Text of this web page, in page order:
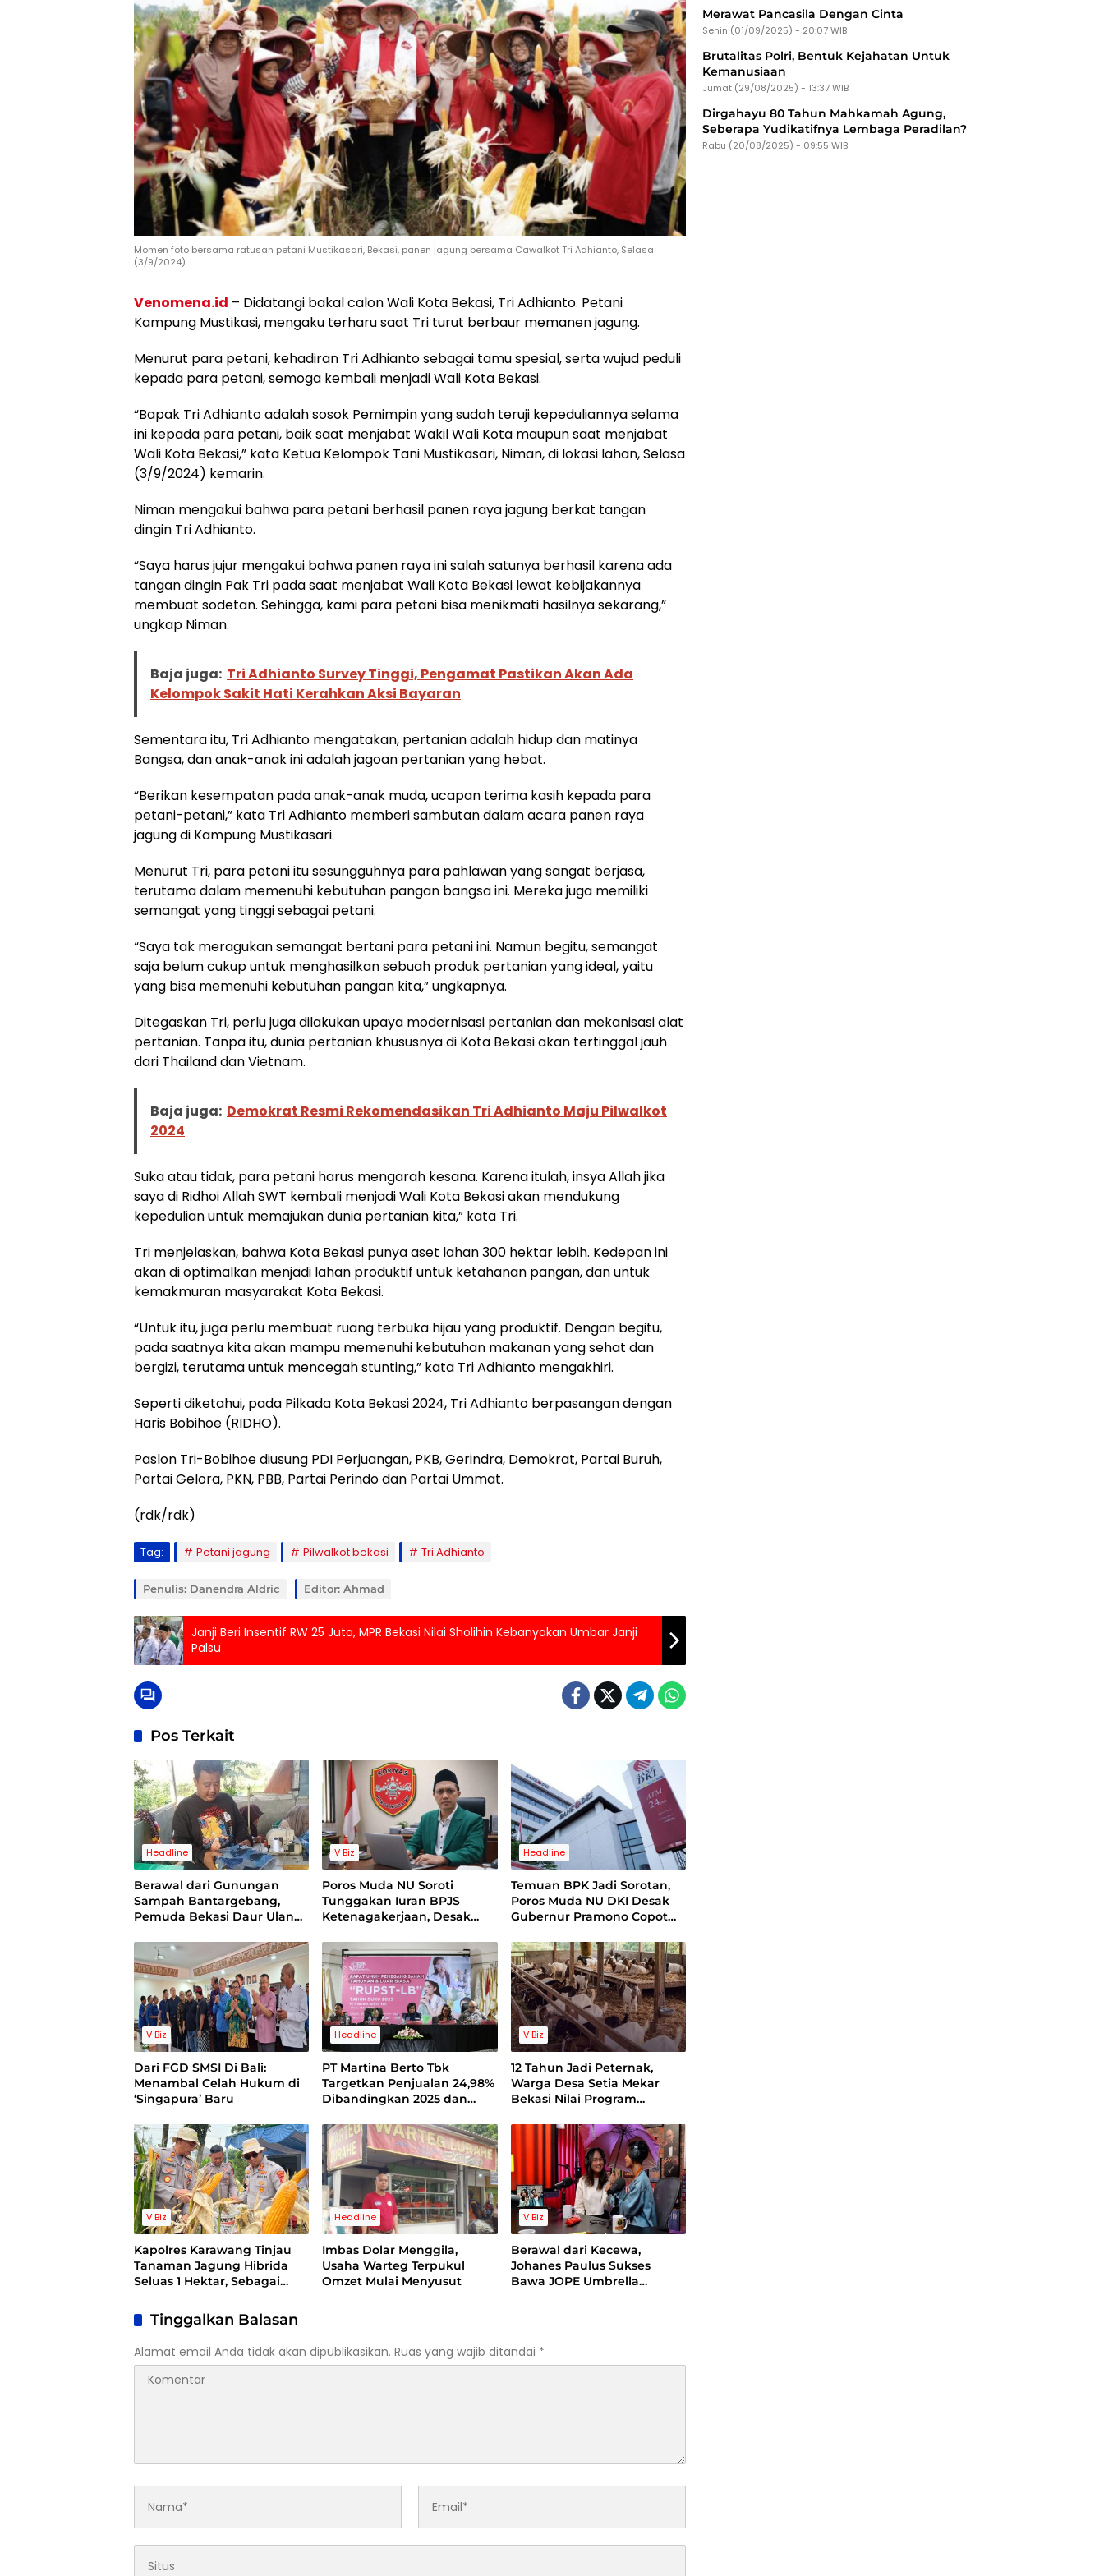
Momen foto bersama ratusan petani Mustikasari, Bekasi, panen jagung bersama Cawalkot Tri Adhianto, Selasa
(3/9/2024)
Venomena.id – Didatangi bakal calon Wali Kota Bekasi, Tri Adhianto. Petani
Kampung Mustikasi, mengaku terharu saat Tri turut berbaur memanen jagung.
Menurut para petani, kehadiran Tri Adhianto sebagai tamu spesial, serta wujud peduli
kepada para petani, semoga kembali menjadi Wali Kota Bekasi.
“Bapak Tri Adhianto adalah sosok Pemimpin yang sudah teruji kepeduliannya selama
ini kepada para petani, baik saat menjabat Wakil Wali Kota maupun saat menjabat
Wali Kota Bekasi,” kata Ketua Kelompok Tani Mustikasari, Niman, di lokasi lahan, Selasa
(3/9/2024) kemarin.
Niman mengakui bahwa para petani berhasil panen raya jagung berkat tangan
dingin Tri Adhianto.
“Saya harus jujur mengakui bahwa panen raya ini salah satunya berhasil karena ada
tangan dingin Pak Tri pada saat menjabat Wali Kota Bekasi lewat kebijakannya
membuat sodetan. Sehingga, kami para petani bisa menikmati hasilnya sekarang,”
ungkap Niman.
Baja juga: Tri Adhianto Survey Tinggi, Pengamat Pastikan Akan Ada
Kelompok Sakit Hati Kerahkan Aksi Bayaran
Sementara itu, Tri Adhianto mengatakan, pertanian adalah hidup dan matinya
Bangsa, dan anak-anak ini adalah jagoan pertanian yang hebat.
“Berikan kesempatan pada anak-anak muda, ucapan terima kasih kepada para
petani-petani,” kata Tri Adhianto memberi sambutan dalam acara panen raya
jagung di Kampung Mustikasari.
Menurut Tri, para petani itu sesungguhnya para pahlawan yang sangat berjasa,
terutama dalam memenuhi kebutuhan pangan bangsa ini. Mereka juga memiliki
semangat yang tinggi sebagai petani.
“Saya tak meragukan semangat bertani para petani ini. Namun begitu, semangat
saja belum cukup untuk menghasilkan sebuah produk pertanian yang ideal, yaitu
yang bisa memenuhi kebutuhan pangan kita,” ungkapnya.
Ditegaskan Tri, perlu juga dilakukan upaya modernisasi pertanian dan mekanisasi alat
pertanian. Tanpa itu, dunia pertanian khususnya di Kota Bekasi akan tertinggal jauh
dari Thailand dan Vietnam.
Baja juga: Demokrat Resmi Rekomendasikan Tri Adhianto Maju Pilwalkot
2024
Suka atau tidak, para petani harus mengarah kesana. Karena itulah, insya Allah jika
saya di Ridhoi Allah SWT kembali menjadi Wali Kota Bekasi akan mendukung
kepedulian untuk memajukan dunia pertanian kita,” kata Tri.
Tri menjelaskan, bahwa Kota Bekasi punya aset lahan 300 hektar lebih. Kedepan ini
akan di optimalkan menjadi lahan produktif untuk ketahanan pangan, dan untuk
kemakmuran masyarakat Kota Bekasi.
“Untuk itu, juga perlu membuat ruang terbuka hijau yang produktif. Dengan begitu,
pada saatnya kita akan mampu memenuhi kebutuhan makanan yang sehat dan
bergizi, terutama untuk mencegah stunting,” kata Tri Adhianto mengakhiri.
Seperti diketahui, pada Pilkada Kota Bekasi 2024, Tri Adhianto berpasangan dengan
Haris Bobihoe (RIDHO).
Paslon Tri-Bobihoe diusung PDI Perjuangan, PKB, Gerindra, Demokrat, Partai Buruh,
Partai Gelora, PKN, PBB, Partai Perindo dan Partai Ummat.
(rdk/rdk)
Tag: Petani jagung Pilwalkot bekasi Tri Adhianto
Penulis: Danendra Aldric Editor: Ahmad
Janji Beri Insentif RW 25 Juta, MPR Bekasi Nilai Sholihin Kebanyakan Umbar Janji
Palsu
Pos Terkait
Headline
Berawal dari Gunungan
Sampah Bantargebang,
Pemuda Bekasi Daur Ulang
Puluhan Juta dan Tembus
Pasar Jepang Serta Inggris
V Biz
Poros Muda NU Soroti
Tunggakan Iuran BPJS
Ketenagakerjaan, Desak
Headline
Temuan BPK Jadi Sorotan,
Poros Muda NU DKI Desak
Gubernur Pramono Copot
V Biz
Dari FGD SMSI Di Bali:
Menambal Celah Hukum di
‘Singapura’ Baru
Headline
PT Martina Berto Tbk
Targetkan Penjualan 24,98%
Dibandingkan 2025 dan
V Biz
12 Tahun Jadi Peternak,
Warga Desa Setia Mekar
Bekasi Nilai Program
Tertutup
V Biz
Kapolres Karawang Tinjau
Tanaman Jagung Hibrida
Seluas 1 Hektar, Sebagai
Pangan
Headline
Imbas Dolar Menggila,
Usaha Warteg Terpukul
Omzet Mulai Menyusut
V Biz
Berawal dari Kecewa,
Johanes Paulus Sukses
Bawa JOPE Umbrella
Tinggalkan Balasan
Alamat email Anda tidak akan dipublikasikan. Ruas yang wajib ditandai *
Merawat Pancasila Dengan Cinta
Senin (01/09/2025) - 20:07 WIB
Brutalitas Polri, Bentuk Kejahatan Untuk
Kemanusiaan
Jumat (29/08/2025) - 13:37 WIB
Dirgahayu 80 Tahun Mahkamah Agung,
Seberapa Yudikatifnya Lembaga Peradilan?
Rabu (20/08/2025) - 09:55 WIB